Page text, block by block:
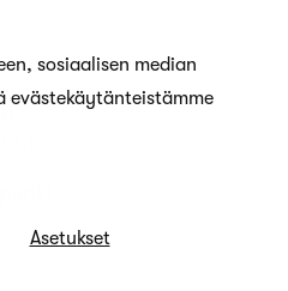
sosiaalisen median
evästekäytänteistämme
Asetukset